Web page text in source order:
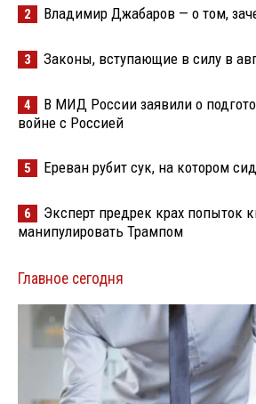
2 Владимир Джабаров — о том,
3 Законы, вступающие в силу в
4
В МИД России заявили о
войне с Россией
5 Ереван рубит сук, на котором
6
Эксперт предрек крах попыток
манипулировать Трампом
Главное сегодня